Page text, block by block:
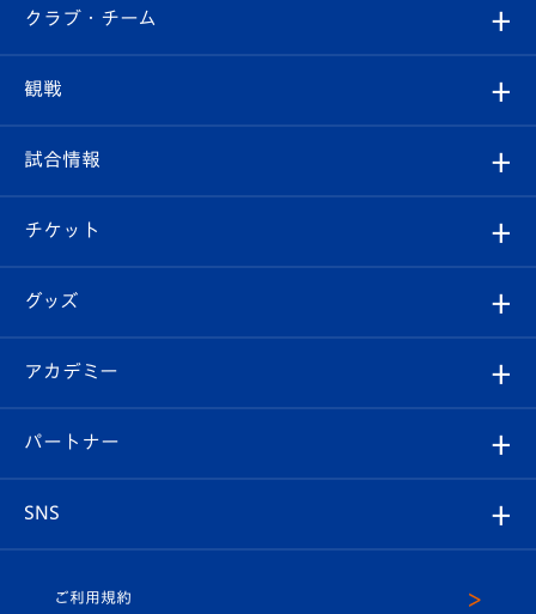
すべて
クラブ
試合情報
チケット
イベント
メディア
ホームタウン
クラブ・チーム
クラブ概要
エンブレム紹介
スタッフプロフィール
マスコット紹介
観戦
観戦ルール
はじめての観戦ガイド
Revive Team
ヴィヴィくんの長崎おもてなしガイド
試合情報
試合日程/結果
フォトギャラリー
スタジアムグルメ
チケット
チケット
V-LOVERS（ファンクラブ）
プレイヤーズスイート
グッズ
オンラインショップ
店舗情報
アカデミー
育成からのお知らせ
U-18
パートナー
SNS
ご利用規約